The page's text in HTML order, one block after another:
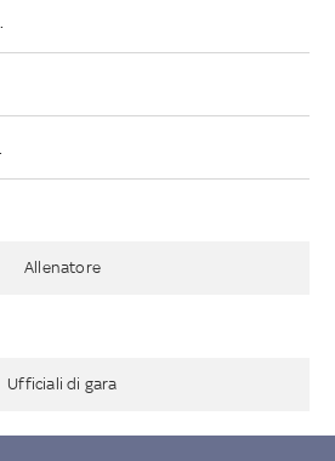
Allenatore
Ufficiali di gara